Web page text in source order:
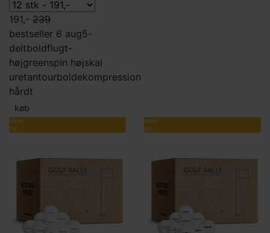
191,- 239
bestseller 6 aug5-
deltboldflugt-
højgreenspin højskal
uretantourboldekompression
hårdt
køb
SPAR
79,-
SPAR
85,-